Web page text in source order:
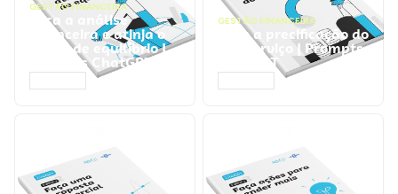
GESTÃO FINANCEIRA
Faça a análise
financeira e atinja o
ponto de equilíbrio |
Prompts ChatGPT
GESTÃO FINANCEIRA
Faça a precificação do
seu serviço | Prompts
ChatGPT